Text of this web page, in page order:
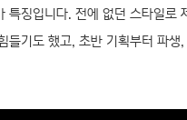
징입니다. 전에 없던 스타일로
기도 했고, 초반 기획부터 파생,